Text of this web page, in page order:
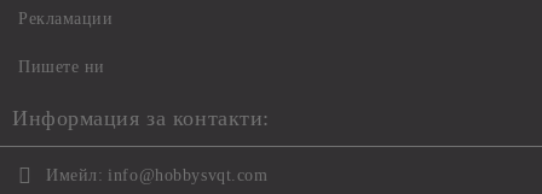
Рекламации
Пишете ни
Информация за контакти:
Имейл: info@hobbysvqt.com